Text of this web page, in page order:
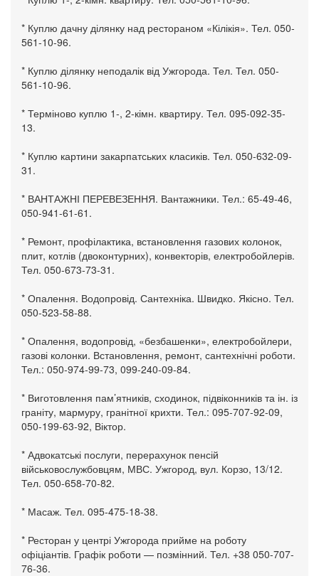
* Куплю дачну ділянку над рестораном «Кілікія». Тел. 050-
561-10-96.
* Куплю ділянку неподалік від Ужгорода. Тел. Тел. 050-
561-10-96.
* Терміново куплю 1-, 2-кімн. квартиру. Тел. 095-092-35-
13.
* Куплю картини закарпатських класиків. Тел. 050-632-09-
31.
* ВАНТАЖНІ ПЕРЕВЕЗЕННЯ. Вантажники. Тел.: 65-49-46,
050-941-61-61.
* Ремонт, профілактика, встановлення газових колонок,
плит, котлів (двоконтурних), конвекторів, електробойлерів.
Тел. 050-673-73-31.
* Опалення. Водопровід. Сантехніка. Швидко. Якісно. Тел.
050-523-58-88.
* Опалення, водопровід, «безбашенки», електробойлери,
газові колонки. Встановлення, ремонт, сантехнічні роботи.
Тел.: 050-974-99-73, 099-240-09-84.
* Виготовлення пам’ятників, сходинок, підвіконників та ін. із
граніту, мармуру, гранітної крихти. Тел.: 095-707-92-09,
050-199-63-92, Віктор.
* Адвокатські послуги, перерахунок пенсій
військовослужбовцям, МВС. Ужгород, вул. Корзо, 13/12.
Тел. 050-658-70-82.
* Масаж. Тел. 095-475-18-38.
* Ресторан у центрі Ужгорода прийме на роботу
офіціантів. Графік роботи — позмінний. Тел. +38 050-707-
76-36.